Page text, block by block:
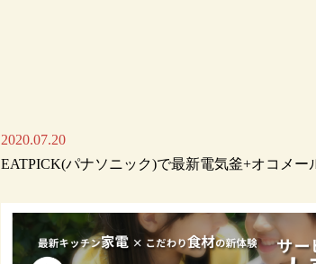
2020.07.20
EATPICK(パナソニック)で最新電気釜+オコメー